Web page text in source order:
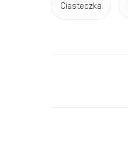
Ciasteczka